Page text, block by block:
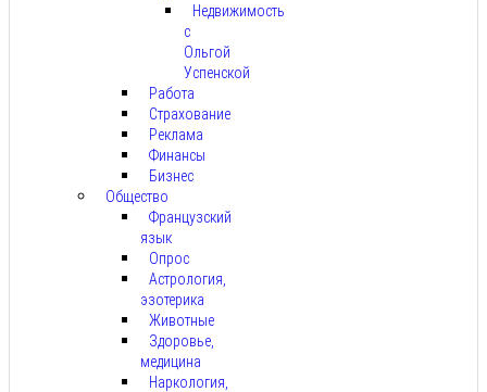
Недвижимость
с
Ольгой
Успенской
Работа
Страхование
Реклама
Финансы
Бизнес
Общество
Французский
язык
Опрос
Астрология,
эзотерика
Животные
Здоровье,
медицина
Наркология,